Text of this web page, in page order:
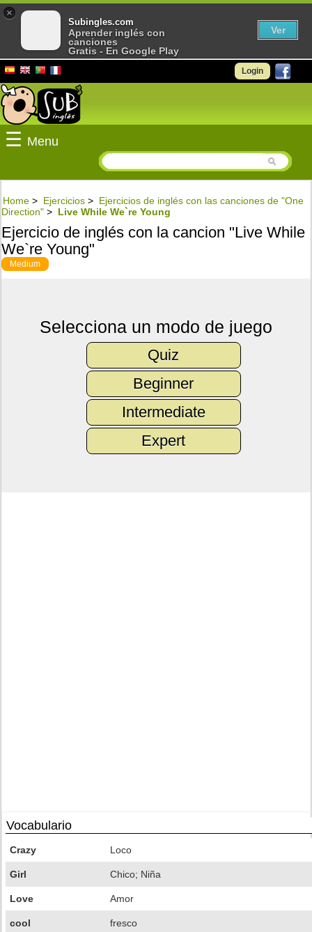
Login
☰ Menu
Home > Ejercicios > Ejercicios de inglés con las canciones de "One
Direction" > Live While We`re Young
Ejercicio de inglés con la cancion "Live While
We`re Young"
Medium
Selecciona un modo de juego
Quiz
Beginner
Intermediate
Expert
Vocabulario
Crazy Loco
Girl Chico; Niña
Love Amor
cool fresco
×
Subingles.com
Aprender inglés con
canciones
Gratis - En Google Play
Ver